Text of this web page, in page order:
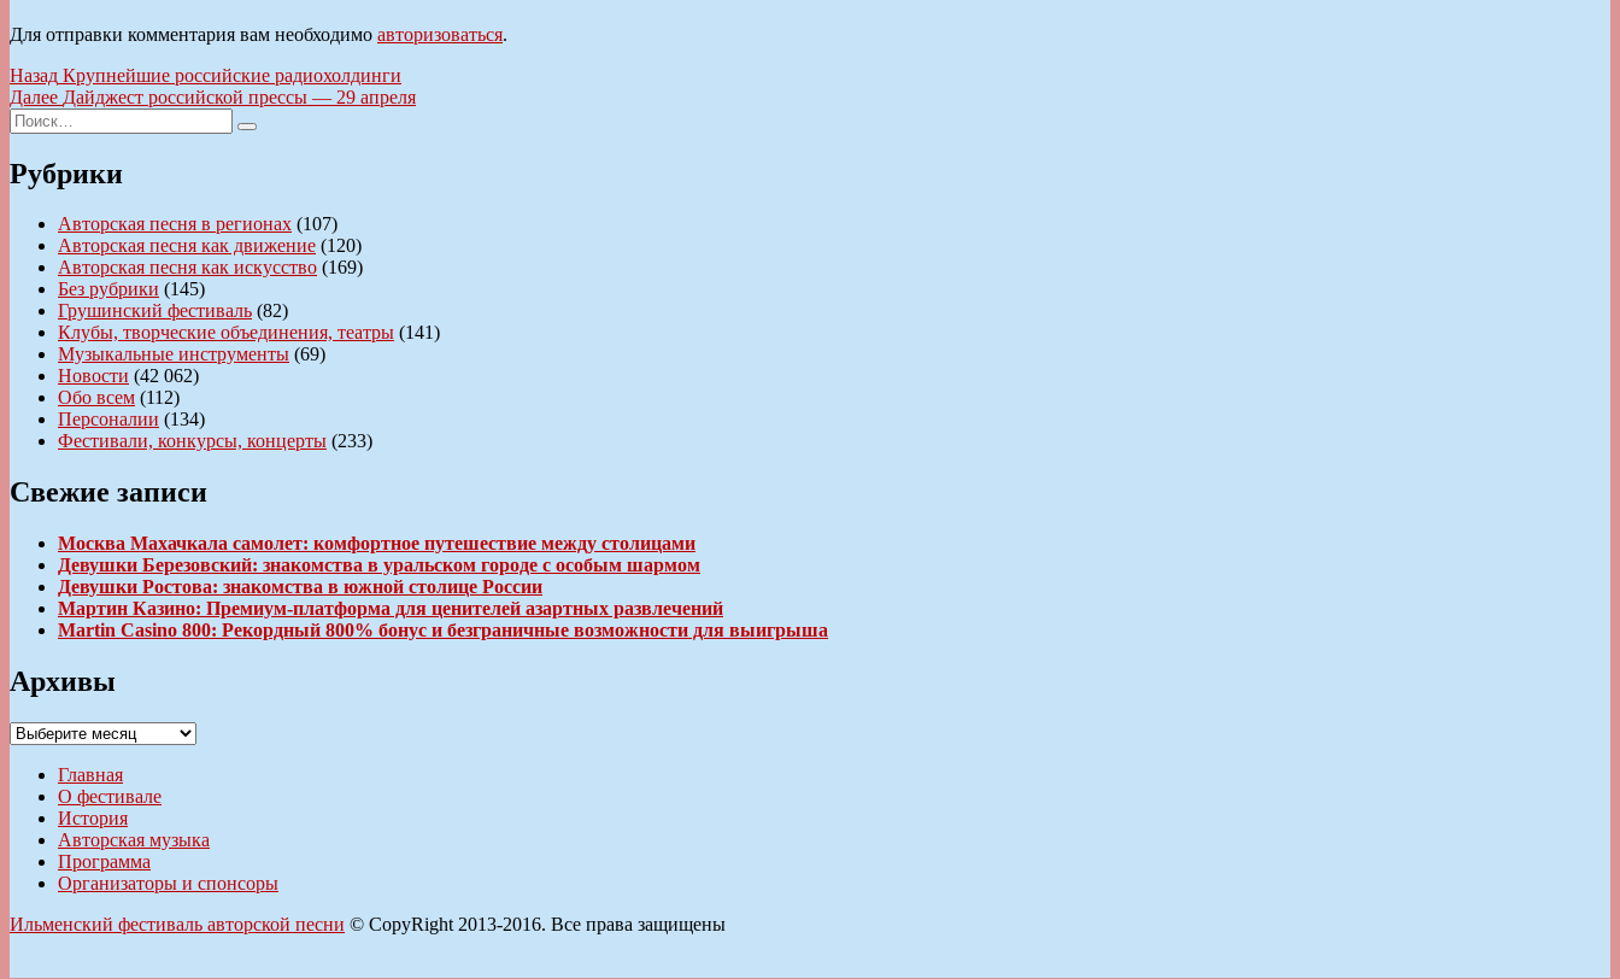
Для отправки комментария вам необходимо авторизоваться.
Навигация
по
записям
Назад Предыдущая
запись:
Крупнейшие российские радиохолдинги
Далее Следующая
Дайджест российской прессы — 29 апреля
Искать:
Поиск
Рубрики
Авторская песня в регионах (107)
Авторская песня как движение (120)
Авторская песня как искусство (169)
Без рубрики (145)
Грушинский фестиваль (82)
Клубы, творческие объединения, театры (141)
Музыкальные инструменты (69)
Новости (42 062)
Обо всем (112)
Персоналии (134)
Фестивали, конкурсы, концерты (233)
Свежие записи
Москва Махачкала самолет: комфортное путешествие между столицами
Девушки Березовский: знакомства в уральском городе с особым шармом
Девушки Ростова: знакомства в южной столице России
Мартин Казино: Премиум-платформа для ценителей азартных развлечений
Martin Casino 800: Рекордный 800% бонус и безграничные возможности для выигрыша
Архивы
Архивы
Главная
О фестивале
История
Авторская музыка
Программа
Организаторы и спонсоры
Ильменский фестиваль авторской песни © CopyRight 2013-2016. Все права защищены